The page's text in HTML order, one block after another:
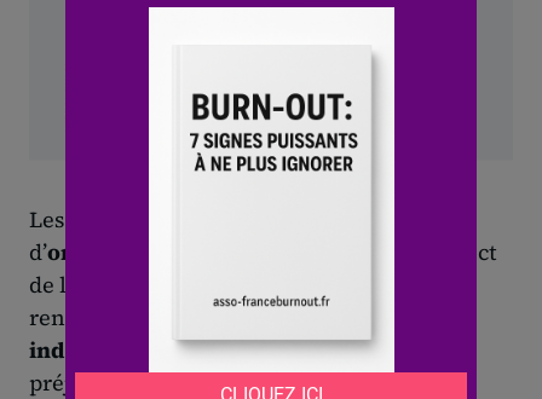
Les témoignages de collègues, les preuves
d’organisation
défaillante ou de non-respect
de l’
renforcent la demande. Chiffrez les
indemnités
attendues et justifiez chaque
préjudice par des documents précis.